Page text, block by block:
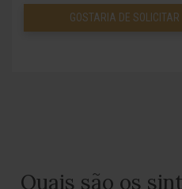
GOSTARIA DE
Quais são os